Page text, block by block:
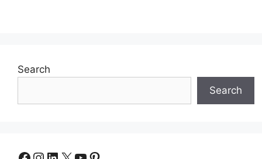
Search
Search